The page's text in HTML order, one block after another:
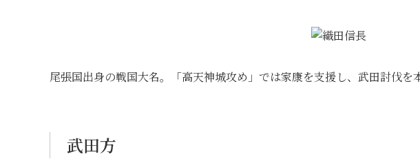
尾張国出身の戦国大名。「高天神城攻め」では家康を支援し、武田討伐を
武田方